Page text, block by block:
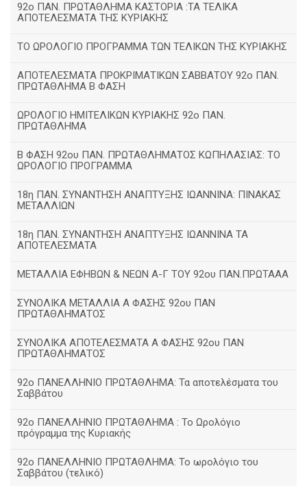
92ο ΠΑΝ. ΠΡΩΤΑΘΛΗΜΑ ΚΑΣΤΟΡΙΑ :ΤΑ ΤΕΛΙΚΑ
ΑΠΟΤΕΛΕΣΜΑΤΑ ΤΗΣ ΚΥΡΙΑΚΗΣ
ΤΟ ΩΡΟΛΟΓΙΟ ΠΡΟΓΡΑΜΜΑ ΤΩΝ ΤΕΛΙΚΩΝ ΤΗΣ ΚΥΡΙΑΚΗΣ
ΑΠΟΤΕΛΕΣΜΑΤΑ ΠΡΟΚΡΙΜΑΤΙΚΩΝ ΣΑΒΒΑΤΟΥ 92o ΠΑΝ.
ΠΡΩΤΑΘΛΗΜΑ Β ΦΑΣΗ
ΩΡΟΛΟΓΙΟ ΗΜΙΤΕΛΙΚΩΝ ΚΥΡΙΑΚΗΣ 92ο ΠΑΝ.
ΠΡΩΤΑΘΛΗΜΑ
Β ΦΑΣΗ 92ου ΠΑΝ. ΠΡΩΤΑΘΛΗΜΑΤΟΣ ΚΩΠΗΛΑΣΙΑΣ: ΤΟ
ΩΡΟΛΟΓΙΟ ΠΡΟΓΡΑΜΜΑ
18η ΠΑΝ. ΣΥΝΑΝΤΗΣΗ ΑΝΑΠΤΥΞΗΣ ΙΩΑΝΝΙΝΑ: ΠΙΝΑΚΑΣ
ΜΕΤΑΛΛΙΩΝ
18η ΠΑΝ. ΣΥΝΑΝΤΗΣΗ ΑΝΑΠΤΥΞΗΣ ΙΩΑΝΝΙΝΑ ΤΑ
ΑΠΟΤΕΛΕΣΜΑΤΑ
ΜΕΤΑΛΛΙΑ ΕΦΗΒΩΝ & ΝΕΩΝ Α-Γ ΤΟΥ 92ου ΠΑΝ.ΠΡΩΤΑΑΑ
ΣΥΝΟΛΙΚΑ ΜΕΤΑΛΛΙΑ Α ΦΑΣΗΣ 92ου ΠΑΝ
ΠΡΩΤΑΘΛΗΜΑΤΟΣ
ΣΥΝΟΛΙΚΑ ΑΠΟΤΕΛΕΣΜΑΤΑ Α ΦΑΣΗΣ 92ου ΠΑΝ
ΠΡΩΤΑΘΛΗΜΑΤΟΣ
92ο ΠΑΝΕΛΛΗΝΙΟ ΠΡΩΤΑΘΛΗΜΑ: Τα αποτελέσματα του
Σαββάτου
92ο ΠΑΝΕΛΛΗΝΙΟ ΠΡΩΤΑΘΛΗΜΑ : Το Ωρολόγιο
πρόγραμμα της Κυριακής
92ο ΠΑΝΕΛΛΗΝΙΟ ΠΡΩΤΑΘΛΗΜΑ: Το ωρολόγιο του
Σαββάτου (τελικό)